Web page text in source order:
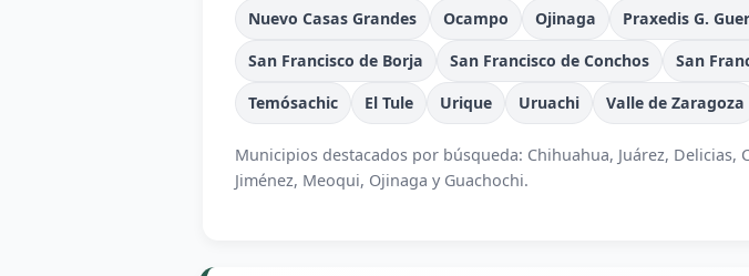
Nuevo Casas Grandes
Ocampo Ojinaga Praxedis G.
San Francisco de Borja
San Francisco de Conchos San
Temósachic
El Tule Urique Uruachi Valle de Zaragoza
Municipios destacados por búsqueda: Chihuahua, Juárez,
Jiménez, Meoqui, Ojinaga y Guachochi.